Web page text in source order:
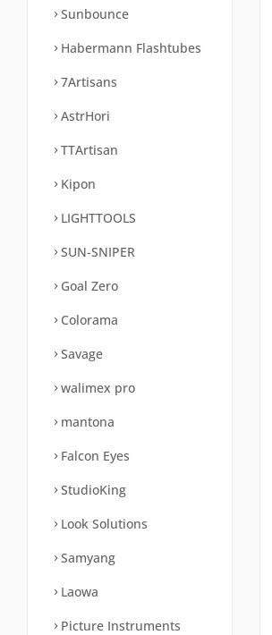
Sunbounce
Habermann Flashtubes
7Artisans
AstrHori
TTArtisan
Kipon
LIGHTTOOLS
SUN-SNIPER
Goal Zero
Colorama
Savage
walimex pro
mantona
Falcon Eyes
StudioKing
Look Solutions
Samyang
Laowa
Picture Instruments